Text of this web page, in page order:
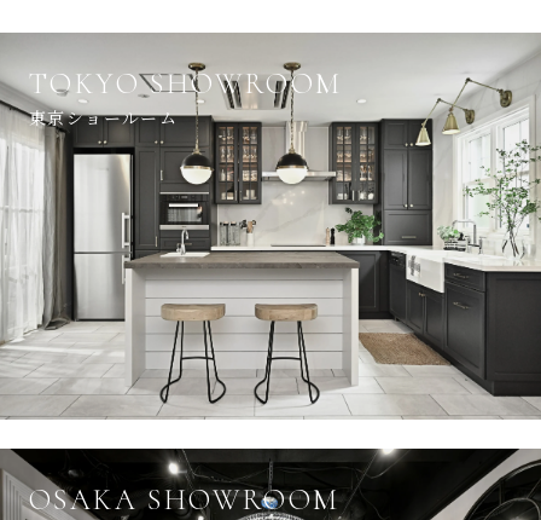
TOKYO SHOWROOM
東京ショールーム
OSAKA SHOWROOM